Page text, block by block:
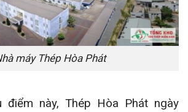
máy Thép Hòa Phát
điểm này, Thép Hòa Phát ngày